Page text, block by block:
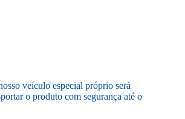
veículo especial próprio será
o produto com segurança até o